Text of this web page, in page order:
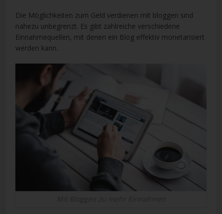
Die Möglichkeiten zum Geld verdienen mit bloggen sind
nahezu unbegrenzt. Es gibt zahlreiche verschiedene
Einnahmequellen, mit denen ein Blog effektiv monetarisiert
werden kann.